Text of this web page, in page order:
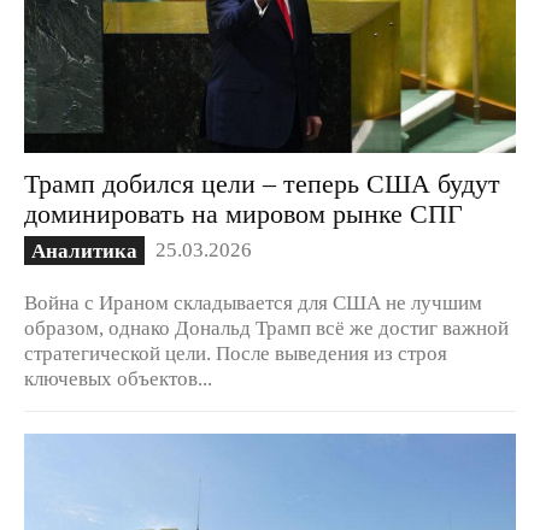
Трамп добился цели – теперь США будут
доминировать на мировом рынке СПГ
Аналитика 25.03.2026
Война с Ираном складывается для США не лучшим
образом, однако Дональд Трамп всё же достиг важной
стратегической цели. После выведения из строя
ключевых объектов...